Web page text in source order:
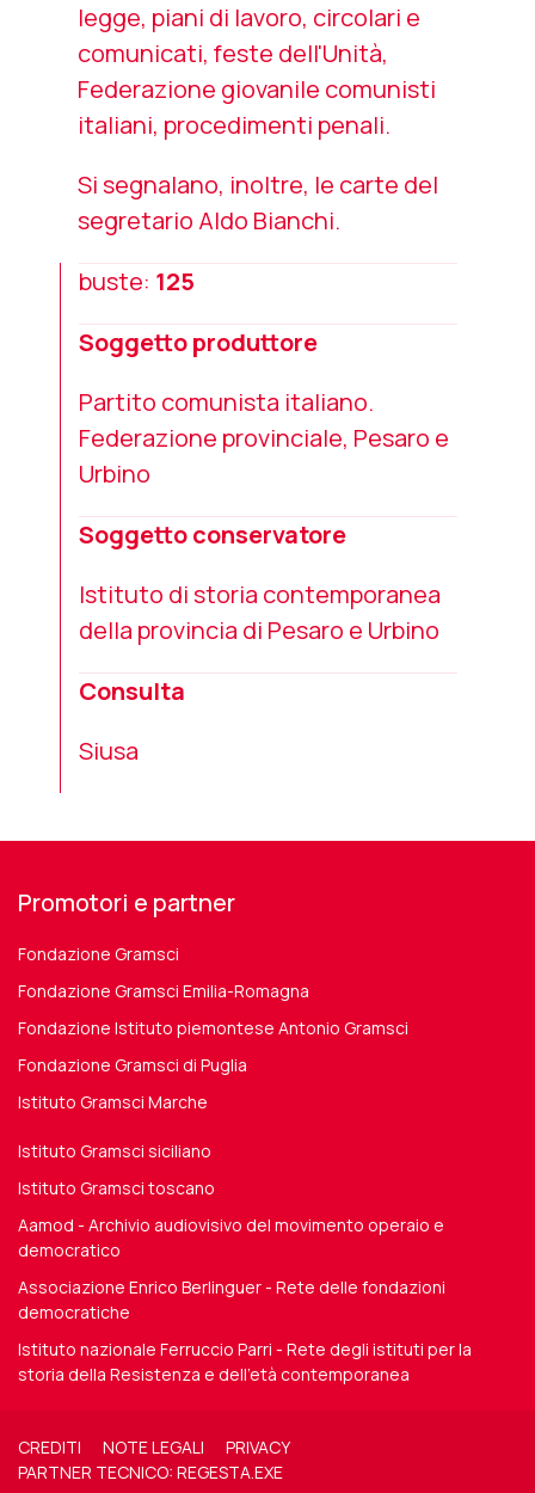
legge, piani di lavoro, circolari e
comunicati, feste dell'Unità,
Federazione giovanile comunisti
italiani, procedimenti penali.
Si segnalano, inoltre, le carte del
segretario Aldo Bianchi.
buste: 125
Soggetto produttore
Partito comunista italiano.
Federazione provinciale, Pesaro e
Urbino
Soggetto conservatore
Istituto di storia contemporanea
della provincia di Pesaro e Urbino
Consulta
Siusa
Promotori e partner
Fondazione Gramsci
Fondazione Gramsci Emilia-Romagna
Fondazione Istituto piemontese Antonio Gramsci
Fondazione Gramsci di Puglia
Istituto Gramsci Marche
Istituto Gramsci siciliano
Istituto Gramsci toscano
Aamod - Archivio audiovisivo del movimento operaio e
democratico
Associazione Enrico Berlinguer - Rete delle fondazioni
democratiche
Istituto nazionale Ferruccio Parri - Rete degli istituti per la
storia della Resistenza e dell'età contemporanea
CREDITI NOTE LEGALI
PRIVACY
PARTNER TECNICO: REGESTA.EXE